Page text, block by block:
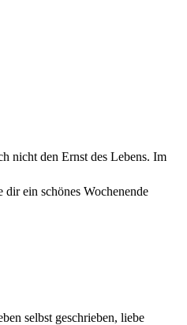
nicht den Ernst des Lebens. Im
ein schönes Wochenende
selbst geschrieben, liebe